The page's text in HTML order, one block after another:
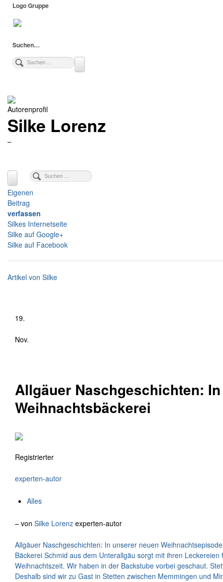
Logo Gruppe
Suchen…
Autorenprofil
Silke Lorenz
–
Eigenen
Beitrag
verfassen
Silkes Internetseite
Silke auf Google+
Silke auf Facebook
Artikel von Silke
19.
Nov.
Allgäuer Naschgeschichten:
Weihnachtsbäckerei
Registrierter
experten-autor
Alles
– von Silke Lorenz experten-autor
Allgäuer Naschgeschichten: In unserer neuen
Bäckerei Schmid aus dem Unterallgäu sorgt mit ihren
Weihnachtszeit. Wir haben in der Backstube vorbei geschaut.
Deshalb sind wir zu Gast in Stetten zwischen Memmingen und